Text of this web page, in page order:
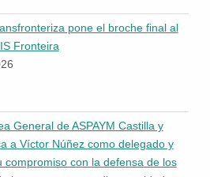
pone el broche final al
Fronteira
General de ASPAYM Castilla y
a Víctor Núñez como delegado y
compromiso con la defensa de los